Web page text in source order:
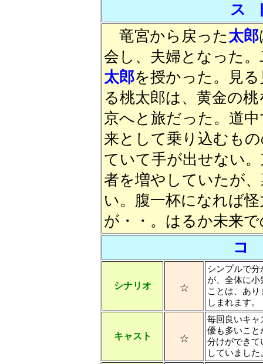
ス
竜宮から戻った太郎
会し、夫婦となった
太郎を授かった。見
る桃太郎は、黄金の
京へと旅だった。道
来として乗り込むも
ていて手が出せない
者を増やしていたが
い。腹一杯になれば
が・・。はるか未来
コ
シナリオ ☆
シンプルで
が、全体に
ことは、あ
しまれます。
キャスト ☆
毎回良いキャ
優も多いこと
分けができて
していました